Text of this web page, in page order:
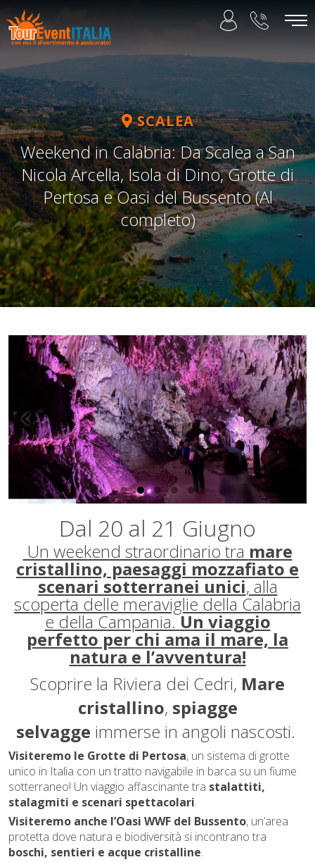
SCALEA
Weekend in Calabria: Da Scalea a San
Nicola Arcella, Isola di Dino, Grotte di
Pertosa e Oasi del Bussento (Al
completo)
Dal 20 al 21 Giugno
Un weekend straordinario tra mare
cristallino, paesaggi mozzafiato e
scenari sotterranei unici, alla
scoperta delle meraviglie della Calabria
e della Campania.Un viaggio
perfetto per chi ama il mare, la
natura e l’avventura!
Scoprire la Riviera dei Cedri, Mare
cristallino, spiagge
selvagge immerse in angoli nascosti.
Visiteremo le Grotte di Pertosa, un sistema di grotte
unico in Italia con un tratto navigabile in barca su un fiume
sotterraneo! Un viaggio affascinante tra stalattiti,
stalagmiti e scenari spettacolari.
Visiteremo anche l’Oasi WWF del Bussento, un’area
protetta dove natura e biodiversità si incontrano tra
boschi, sentieri e acque cristalline.